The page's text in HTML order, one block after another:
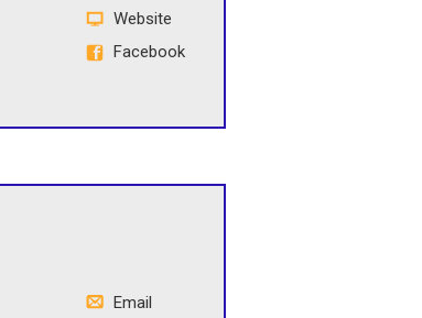
Website
Facebook
Email